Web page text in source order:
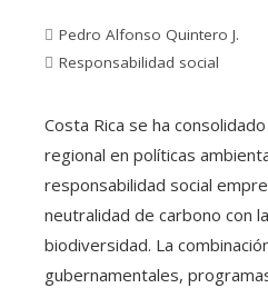
Pedro Alfonso Quintero J.
Responsabilidad social
Costa Rica se ha
regional en políticas
responsabilidad social
neutralidad de carbono con
biodiversidad. La
gubernamentales,